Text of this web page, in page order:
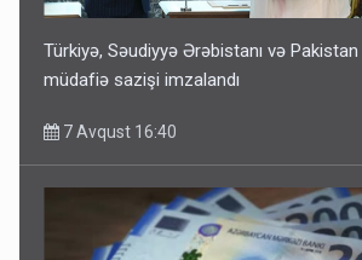
Türkiyə, Səudiyyə Ərəbistanı və
müdafiə sazişi imzalandı
7 Avqust 16:40